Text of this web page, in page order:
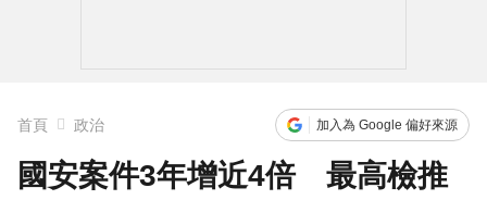
首頁 政治 加入為 Google 偏好來源
國安案件3年增近4倍 最高檢推